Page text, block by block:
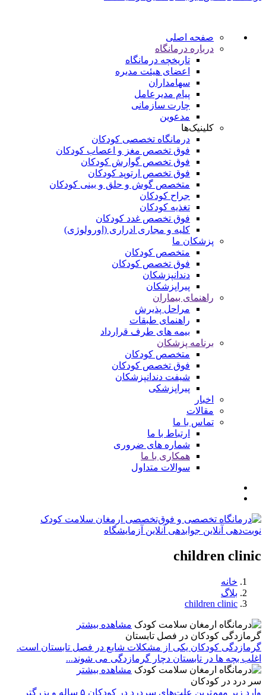
صفحه اصلی
درباره درمانگاه
تاریخچه درمانگاه
اعضای هیئت مدیره
سهامداران
پیام مدیرعامل
چارت سازمانی
مدعوین
کلینیک‌ها
درمانگاه تخصصی کودکان
فوق تخصص مغز و اعصاب کودکان
فوق تخصص گوارش کودکان
فوق تخصص ارتوپد کودکان
متخصص گوش و حلق و بینی کودکان
جراح کودکان
تغذیه کودکان
فوق تخصص غدد کودکان
کلیه و مجاری ادراری (اورولوژی)
پزشکان ما
متخصص کودکان
فوق تخصص کودکان
دندانپزشکان
پیراپزشکان
راهنمای بیماران
مراحل پذیرش
راهنمای طبقات
بیمه های طرف قرارداد
برنامه پزشکان
متخصص کودکان
فوق تخصص کودکان
شیفت دندانپزشکان
پیراپزشکی
اخبار
مقالات
تماس با ما
ارتباط با ما
شماره های ضروری
همکاری با ما
سوالات متداول
نوبت‌دهی آنلاین جوابدهی آنلاین آزمایشگاه
children clinic
خانه
بلاگ
children clinic
مشاهده بیشتر
گرمازدگی کودکان در فصل تابستان
گرمازدگی کودکان یکی از مشکلات شایع در فصل تابستان است.
اغلب بچه ها در تابستان دچار گرمازدگی می شوند...
مشاهده بیشتر
سر درد در کودکان
وارد زیر مهم‌ترین علت‌های سردرد در کودکان ۵ ساله و بزرگتر